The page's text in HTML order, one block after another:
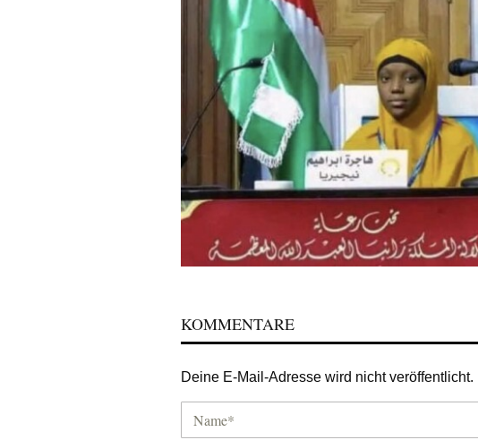
KOMMENTARE
Deine E-Mail-Adresse wird nicht veröffentlicht.